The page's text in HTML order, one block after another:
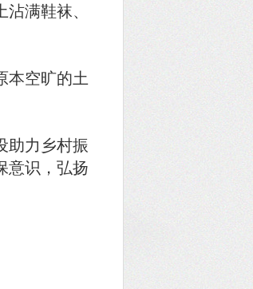
满鞋袜、
本空旷的土
助力乡村振
意识，弘扬